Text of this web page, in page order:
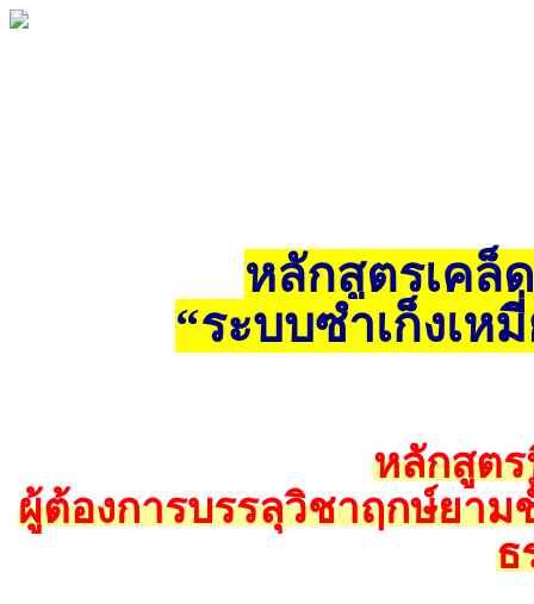
หลักสูตรเคล็
“ระบบซำเก็งเห
หลักสูตร
ผู้ต้องการบรรลุวิชาฤกษ์ยาม
ธ